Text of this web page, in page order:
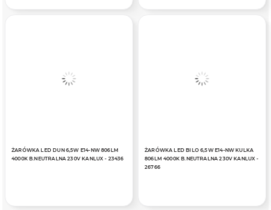
ŻARÓWKA LED DUN 6,5W E14-NW 806LM
4000K B.NEUTRALNA 230V KANLUX - 23436
ŻARÓWKA LED BILO 6,5W E14-NW KULKA
806LM 4000K B.NEUTRALNA 230V KANLUX -
26766